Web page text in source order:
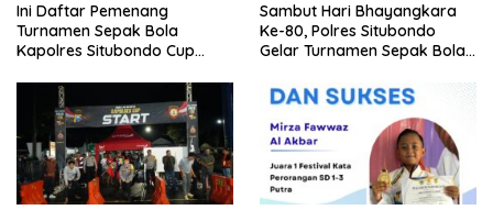
Ini Daftar Pemenang
Turnamen Sepak Bola
Kapolres Situbondo Cup
10 Tahun
Sambut Hari Bhayangkara
Ke-80, Polres Situbondo
Gelar Turnamen Sepak Bola